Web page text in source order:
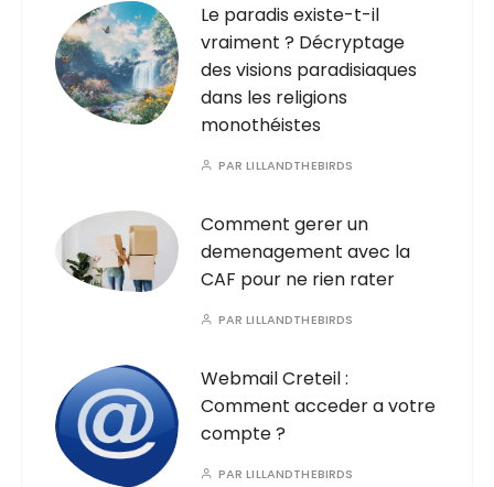
Le paradis existe-t-il
vraiment ? Décryptage
des visions paradisiaques
dans les religions
monothéistes
PARLILLANDTHEBIRDS
Comment gerer un
demenagement avec la
CAF pour ne rien rater
PARLILLANDTHEBIRDS
Webmail Creteil :
Comment acceder a votre
compte ?
PARLILLANDTHEBIRDS